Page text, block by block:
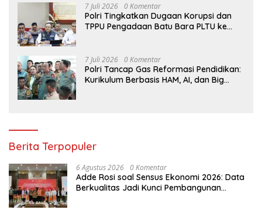
7 Juli 2026 0 Komentar
Polri Tingkatkan Dugaan Korupsi dan
TPPU Pengadaan Batu Bara PLTU ke
7 Juli 2026 0 Komentar
Polri Tancap Gas Reformasi Pendidikan:
Kurikulum Berbasis HAM, AI, dan Big
Berita Terpopuler
6 Agustus 2026 0 Komentar
Adde Rosi soal Sensus Ekonomi 2026: Data
Berkualitas Jadi Kunci Pembangunan